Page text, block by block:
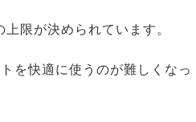
限が決められています。
を快適に使うのが難しくなっ